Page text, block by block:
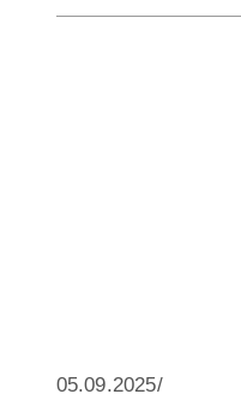
05.09.2025/